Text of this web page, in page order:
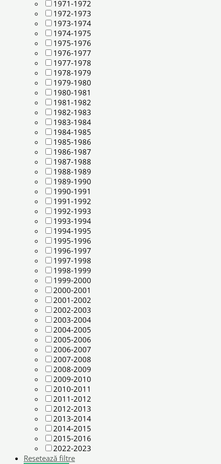
1971-1972
1972-1973
1973-1974
1974-1975
1975-1976
1976-1977
1977-1978
1978-1979
1979-1980
1980-1981
1981-1982
1982-1983
1983-1984
1984-1985
1985-1986
1986-1987
1987-1988
1988-1989
1989-1990
1990-1991
1991-1992
1992-1993
1993-1994
1994-1995
1995-1996
1996-1997
1997-1998
1998-1999
1999-2000
2000-2001
2001-2002
2002-2003
2003-2004
2004-2005
2005-2006
2006-2007
2007-2008
2008-2009
2009-2010
2010-2011
2011-2012
2012-2013
2013-2014
2014-2015
2015-2016
2022-2023
Resetează filtre